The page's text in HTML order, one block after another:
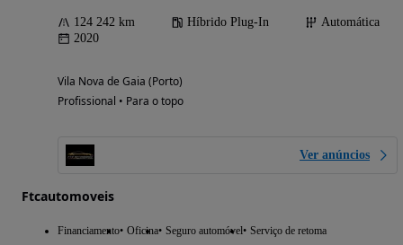
124 242 km Híbrido Plug-In
Automática
2020
Vila Nova de Gaia (Porto)
Profissional • Para o topo
Ver anúncios
Ftcautomoveis
Financiamento Oficina Seguro automóvel Serviço de retoma